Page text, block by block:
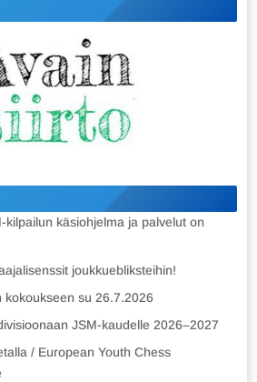
kilpailun käsiohjelma ja palvelut on
joukkuebliksteihin!
su 26.7.2026
JSM-kaudelle 2026–2027
/ European Youth Chess